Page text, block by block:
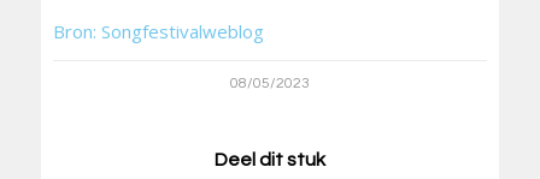
Bron: Songfestivalweblog
08/05/2023
Deel dit stuk